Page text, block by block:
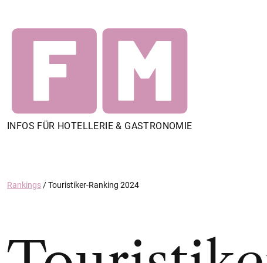
INFOS FÜR HOTELLERIE & GASTRONOMIE
Rankings /Touristiker-Ranking 2024